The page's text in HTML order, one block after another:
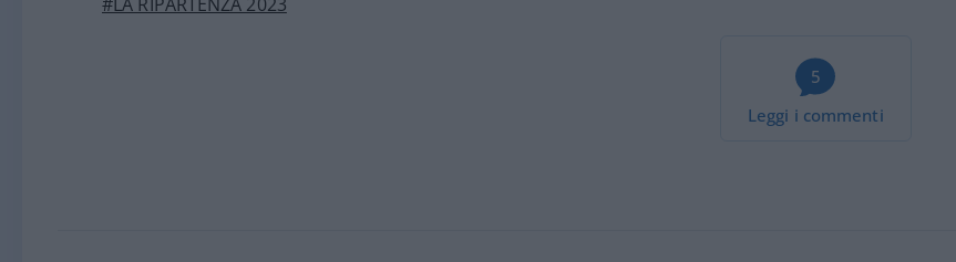
5
Leggi i commenti